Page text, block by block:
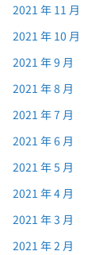
2021 年 11 月
2021 年 10 月
2021 年 9 月
2021 年 8 月
2021 年 7 月
2021 年 6 月
2021 年 5 月
2021 年 4 月
2021 年 3 月
2021 年 2 月